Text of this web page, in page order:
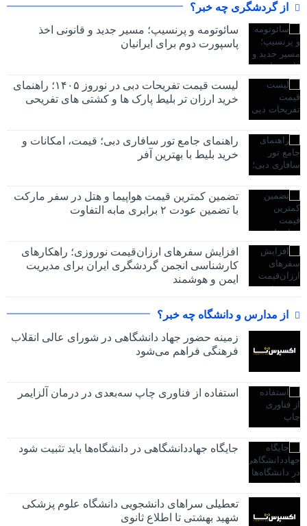
از گردشگری چه خبر؟
سائوتومه و پرنسیپ؛ مسیر جدید و قانونی اخذ
پاسپورت دوم برای ایرانیان
لیست قیمت تفریحات دبی در نوروز ۱۴۰۵؛ راهنمای
خرید ارزان تر بلیط پارک ها و کشتی های تفریحی
راهنمای جامع تور سافاری دبی؛ قیمت، امکانات و
خرید بلیط با بهترین آفر
تضمین کمترین قیمت هواپیما و هتل در سفر مارکت
با تضمین عودت ۲ برابری مابه التفاوت
افزایش سفرهای ارزان‌قیمت نوروزی؛ راهکارهای
کارشناسی انجمن گردشگری ایران برای مدیریت
ایمن و هوشمند
از مدارس و دانشگاه چه خبر؟
زمینه حضور جهاد دانشگاهی در شورای عالی انقلاب
فرهنگی فراهم می‌شود
استفاده از فناوری چاپ سه‌بعدی در درمان آلزایمر
جایگاه جهاددانشگاهی در دانشگاه‌ها باید تثبیت شود
تعطیلی سراهای دانشجویی دانشگاه علوم پزشکی
شهید بهشتی تا اطلاع ثانوی